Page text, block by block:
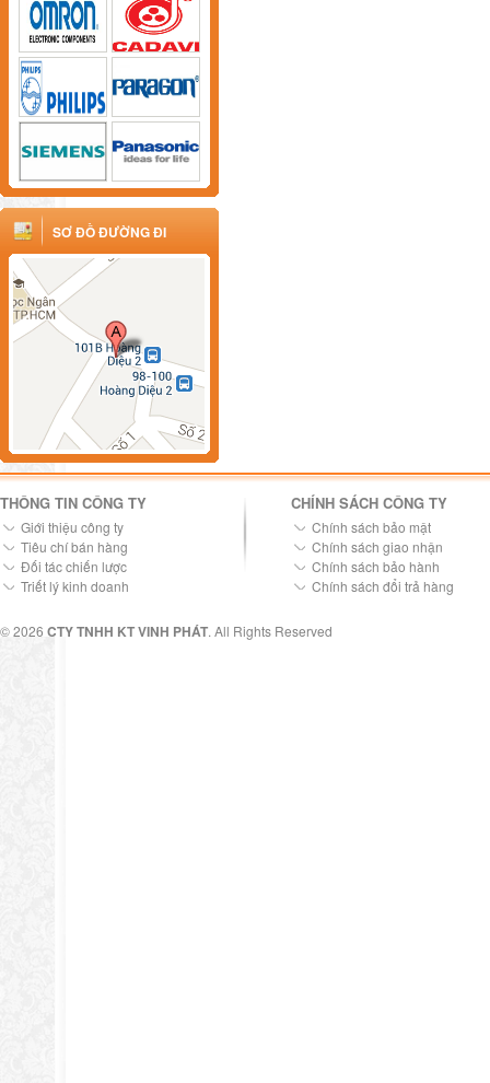
SƠ ĐỒ ĐƯỜNG ĐI
THÔNG TIN CÔNG TY
Giới thiệu công ty
Tiêu chí bán hàng
Đối tác chiến lược
Triết lý kinh doanh
CHÍNH SÁCH CÔNG TY
Chính sách bảo mật
Chính sách giao nhận
Chính sách bảo hành
Chính sách đổi trả hàng
© 2026 CTY TNHH KT VINH PHÁT. All Rights Reserved